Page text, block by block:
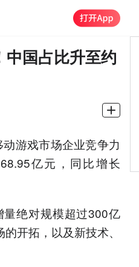
国占比升至约
游戏市场企业竞争力
亿元，同比增长
绝对规模超过300亿
开拓，以及新技术、